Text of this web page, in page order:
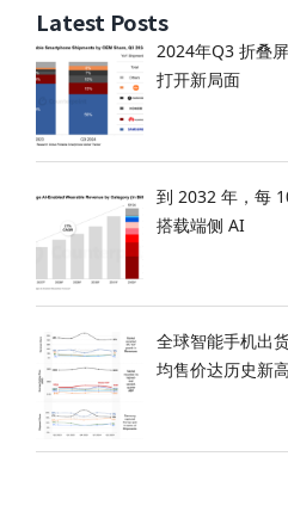
Latest Posts
2024年Q3 折叠
打开新局面
到 2032 年，每
搭载端侧 AI
全球智能手机出
均售价达历史新高